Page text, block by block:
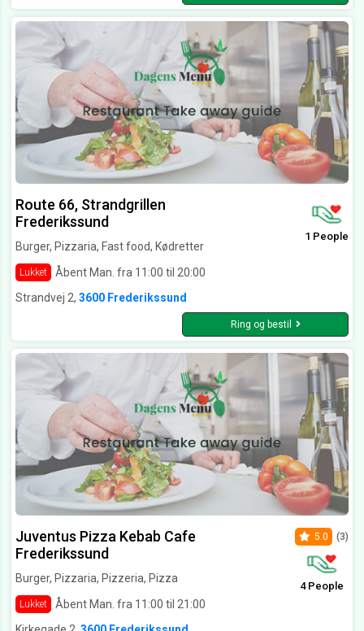
Route 66, Strandgrillen
Frederikssund
Burger, Pizzaria, Fast food, Kødretter
Lukket Åbent Man. fra 11:00 til 20:00
1 People
Strandvej 2, 3600 Frederikssund
Ring og bestil
Juventus Pizza Kebab Cafe
Frederikssund
Burger, Pizzaria, Pizzeria, Pizza
Lukket Åbent Man. fra 11:00 til 21:00
5.0 (3)
4 People